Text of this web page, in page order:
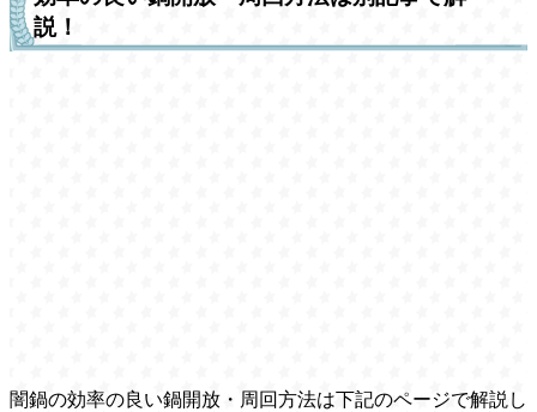
説！
闇鍋の効率の良い鍋開放・周回方法は下記のページで解説し